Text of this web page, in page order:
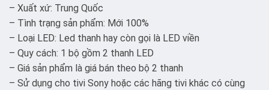
– Xuất xứ: Trung Quốc
– Tình trạng sản phẩm: Mới 100%
– Loại LED: Led thanh hay còn gọi là LED viền
– Quy cách: 1 bộ gồm 2 thanh LED
– Giá sản phẩm là giá bán theo bộ 2 thanh
– Sử dụng cho tivi Sony hoặc các hãng tivi khác có cùng